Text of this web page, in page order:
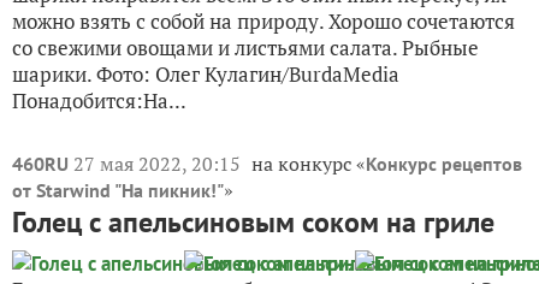
можно взять с собой на природу. Хорошо сочетаются
со свежими овощами и листьями салата. Рыбные
шарики. Фото: Олег Кулагин/BurdaMedia
Понадобится:На...
460RU 27 мая 2022, 20:15 на конкурс «Конкурс рецептов
от Starwind "На пикник!"»
Голец с апельсиновым соком на гриле